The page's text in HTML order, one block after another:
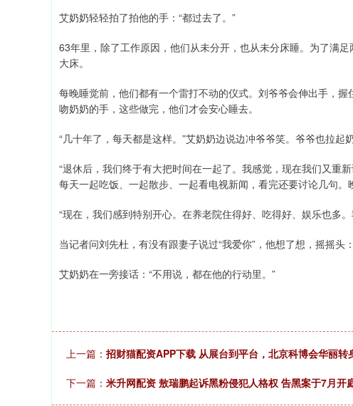
艾奶奶轻轻拍了拍他的手：“都过去了。”
63年里，除了工作原因，他们从未分开，也从未分床睡。为了满
大床。
每晚睡觉前，他们都有一个雷打不动的仪式。刘爷爷会伸出手，
吻奶奶的手，这些做完，他们才会安心睡去。
“几十年了，每天都是这样。”艾奶奶边说边冲爷爷笑。爷爷也拉起
“退休后，我们终于有大把时间在一起了。我感觉，现在我们又重
每天一起吃饭、一起散步、一起看电视新闻，看完还要讨论几句。
“现在，我们感到特别开心。在养老院住得好、吃得好、娱乐也多
当记者问刘先杜，有没有跟妻子说过“我爱你”，他想了想，摇摇头
艾奶奶在一旁接话：“不用说，都在他的行动里。”
上一篇： 招财猫配资APP下载 从展台到平台，北京科博会华丽转
下一篇： 米升网配资 敖瑞鹏起诉黑粉侵犯人格权 告黑案于7月开